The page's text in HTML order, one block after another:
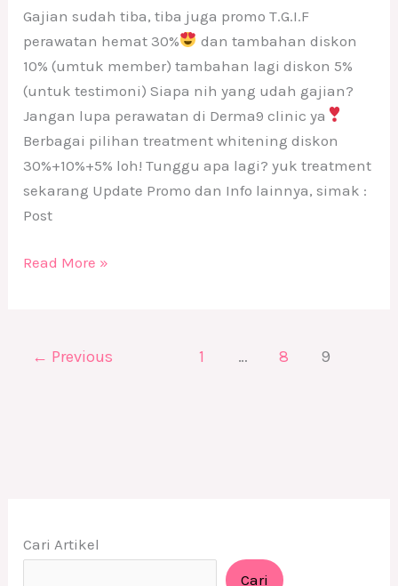
Gajian sudah tiba, tiba juga promo T.G.I.F
perawatan hemat 30%
dan tambahan diskon
10% (umtuk member) tambahan lagi diskon 5%
(untuk testimoni) Siapa nih yang udah gajian?
Jangan lupa perawatan di Derma9 clinic ya
Berbagai pilihan treatment whitening diskon
30%+10%+5% loh! Tunggu apa lagi? yuk treatment
sekarang Update Promo dan Info lainnya, simak :
Post
Read More »
← Previous 1 … 8 9
Cari Artikel
Cari